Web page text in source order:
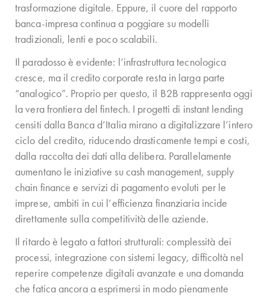
trasformazione digitale. Eppure, il cuore del rapporto
banca-impresa continua a poggiare su modelli
tradizionali, lenti e poco scalabili.
Il paradosso è evidente: l’infrastruttura tecnologica
cresce, ma il credito corporate resta in larga parte
“analogico”. Proprio per questo, il B2B rappresenta oggi
la vera frontiera del fintech. I progetti di instant lending
censiti dalla Banca d’Italia mirano a digitalizzare l’intero
ciclo del credito, riducendo drasticamente tempi e costi,
dalla raccolta dei dati alla delibera. Parallelamente
aumentano le iniziative su cash management, supply
chain finance e servizi di pagamento evoluti per le
imprese, ambiti in cui l’efficienza finanziaria incide
direttamente sulla competitività delle aziende.
Il ritardo è legato a fattori strutturali: complessità dei
processi, integrazione con sistemi legacy, difficoltà nel
reperire competenze digitali avanzate e una domanda
che fatica ancora a esprimersi in modo pienamente